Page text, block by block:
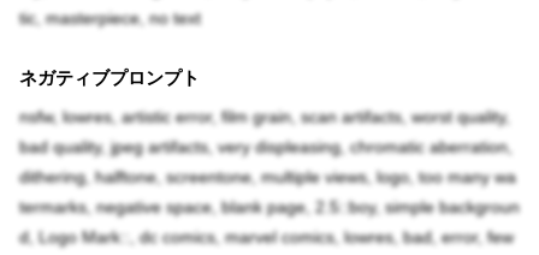
tic, masterpiece, no text
ネガティブプロンプト
nsfw, lowres, artistic error, film grain, scan artifacts, worst quality,
bad quality, jpeg artifacts, very displeasing, chromatic aberration,
dithering, halftone, screentone, multiple views, logo, too many wa
termarks, negative space, blank page, 2.5::boy, simple backgroun
d, Logo Mark::, dc comics, marvel comics, lowres, bad, error, few